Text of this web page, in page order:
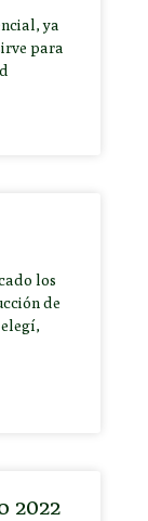
ya
para
los
de
2022